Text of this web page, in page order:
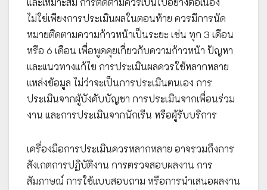
ไม่ใช่เพียงการประเมินผลในตอนท้าย ควรมีการนัด
หมายติดตามความก้าวหน้าเป็นระยะ เช่น ทุก 3 เดือน
หรือ 6 เดือน เพื่อพูดคุยเกี่ยวกับความก้าวหน้า ปัญหา
และแนวทางแก้ไข การประเมินผลควรใช้หลากหลาย
แหล่งข้อมูล ไม่ว่าจะเป็นการประเมินตนเอง การ
ประเมินจากผู้บังคับบัญชา การประเมินจากเพื่อนร่วม
งาน และการประเมินจากนักเรีน หรือผู้รับบริการ
เครื่องมือการประเมินควรหลากหลาย อาจรวมถึงการ
สังเกตการปฏิบัติงาน การตรวจสอบผลงาน การ
สัมภาษณ์ การใช้แบบสอบถาม หรือการนำเสนอผลงาน